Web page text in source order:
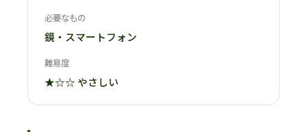
必要なもの
鏡・スマートフォン
難易度
★☆☆ やさしい